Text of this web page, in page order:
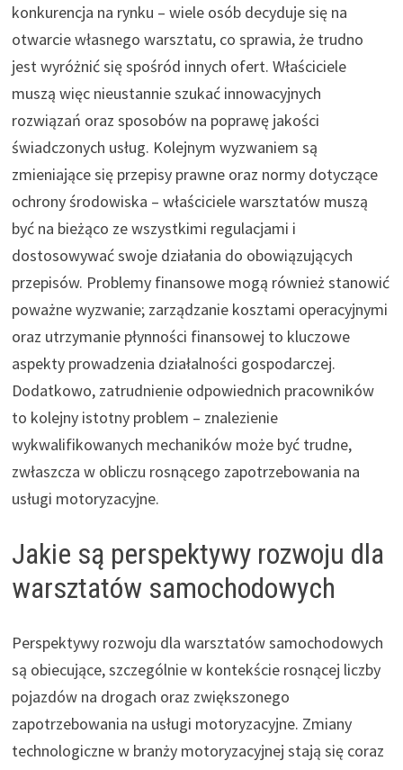
konkurencja na rynku – wiele osób decyduje się na
otwarcie własnego warsztatu, co sprawia, że trudno
jest wyróżnić się spośród innych ofert. Właściciele
muszą więc nieustannie szukać innowacyjnych
rozwiązań oraz sposobów na poprawę jakości
świadczonych usług. Kolejnym wyzwaniem są
zmieniające się przepisy prawne oraz normy dotyczące
ochrony środowiska – właściciele warsztatów muszą
być na bieżąco ze wszystkimi regulacjami i
dostosowywać swoje działania do obowiązujących
przepisów. Problemy finansowe mogą również stanowić
poważne wyzwanie; zarządzanie kosztami operacyjnymi
oraz utrzymanie płynności finansowej to kluczowe
aspekty prowadzenia działalności gospodarczej.
Dodatkowo, zatrudnienie odpowiednich pracowników
to kolejny istotny problem – znalezienie
wykwalifikowanych mechaników może być trudne,
zwłaszcza w obliczu rosnącego zapotrzebowania na
usługi motoryzacyjne.
Jakie są perspektywy rozwoju dla
warsztatów samochodowych
Perspektywy rozwoju dla warsztatów samochodowych
są obiecujące, szczególnie w kontekście rosnącej liczby
pojazdów na drogach oraz zwiększonego
zapotrzebowania na usługi motoryzacyjne. Zmiany
technologiczne w branży motoryzacyjnej stają się coraz